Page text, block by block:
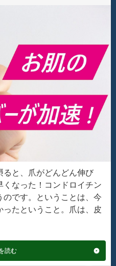
ると、爪がどんどん伸び
くなった！コンドロイチン
のです。ということは、今
ったということ。爪は、皮
読む